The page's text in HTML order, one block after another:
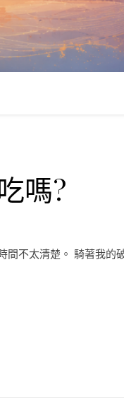
嗎?
不太清楚。 騎著我的